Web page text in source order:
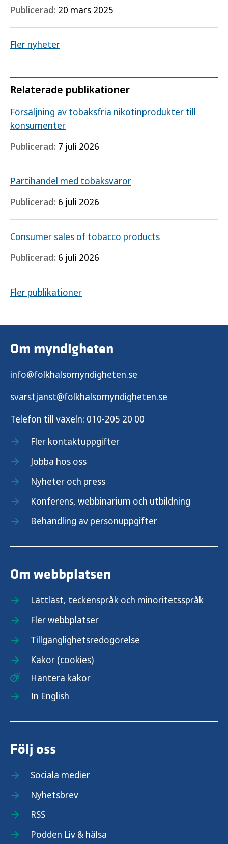
Publicerad: 20 mars 2025
Fler nyheter
Relaterade publikationer
Försäljning av tobaksfria nikotinprodukter till
konsumenter
Publicerad: 7 juli 2026
Partihandel med tobaksvaror
Publicerad: 6 juli 2026
Consumer sales of tobacco products
Publicerad: 6 juli 2026
Fler publikationer
Om myndigheten
info@folkhalsomyndigheten.se
svarstjanst@folkhalsomyndigheten.se
Telefon till växeln: 010-205 20 00
Fler kontaktuppgifter
Jobba hos oss
Nyheter och press
Konferens, webbinarium och utbildning
Behandling av personuppgifter
Om webbplatsen
Lättläst, teckenspråk och minoritetsspråk
Fler webbplatser
Tillgänglighetsredogörelse
Kakor (cookies)
Hantera kakor
In English
Följ oss
Sociala medier
Nyhetsbrev
RSS
Podden Liv & hälsa